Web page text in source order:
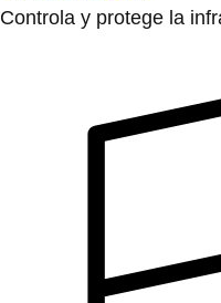
Controla y protege la